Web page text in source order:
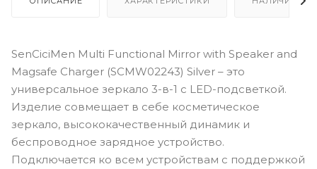
SenCiciMen Multi Functional Mirror with Speaker and
Magsafe Charger (SCMW02243) Silver – это
универсальное зеркало 3-в-1 с LED-подсветкой.
Изделие совмещает в себе косметическое
зеркало, высококачественный динамик и
беспроводное зарядное устройство.
Подключается ко всем устройствам с поддержкой